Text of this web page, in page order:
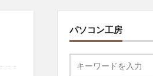
パソコン工房